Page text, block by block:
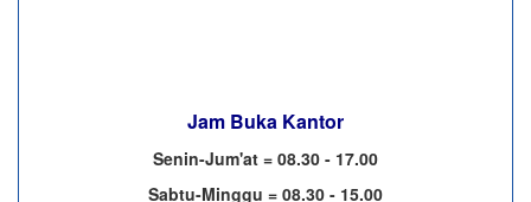
Jam Buka Kantor
Senin-Jum'at = 08.30 - 17.00
Sabtu-Minggu = 08.30 - 15.00